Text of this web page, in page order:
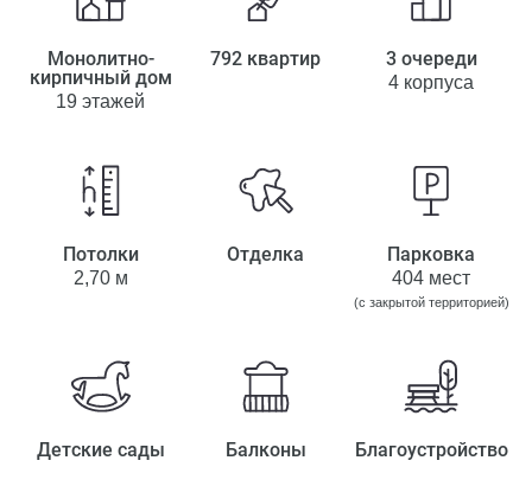
Монолитно-
кирпичный дом
19 этажей
792 квартир 3 очереди
4 корпуса
Потолки
2,70 м
Отделка Парковка
404 мест
(с закрытой территорией)
Детские сады Балконы Благоустройство